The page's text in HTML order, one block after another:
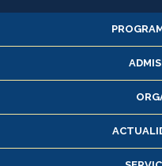
Alumnas/
Inscripción y
Consulta y
Servicio